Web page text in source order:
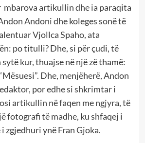
artikullin dhe ia paraqita
Andoni dhe koleges sonë të
Vjollca Spaho, ata
po titulli? Dhe, si për çudi, të
kur, thuajse në një zë thamë:
Dhe, menjëherë, Andon
por edhe si shkrimtar i
artikullin në faqen me ngjyra, të
fotografi të madhe, ku shfaqej i
zgjedhuri ynë Fran Gjoka.